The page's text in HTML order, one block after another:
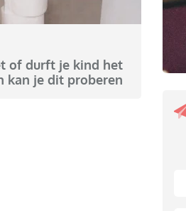
of durft je kind het
kan je dit proberen